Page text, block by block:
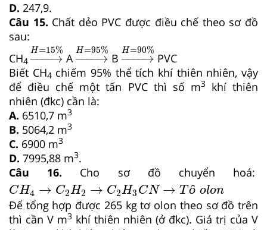
D. 247,9.
Câu 15. Chất dẻo PVC được điều chế theo sơ đồ
sau:
CH4
H=15%
−−−−→
→ H=15 %
A
H=95%
−−−−→
→ H=95 %
B
H=90%
−−−−→
→ H=90
PVC
Biết CH4chiếm 95% thể tích khí thiên nhiên, vậy
để điều chế một tấn PVC thì số m3khí thiên
nhiên (đkc) cần là:
A. 6510,7 m3
B. 5064,2 m3
C. 6900 m3
D. 7995,88 m3.
Câu 16. Cho sơ đồ chuyển hoá:
CH4 → C2H2 → C2H3 CN → Tô olon
CH4 C2 2→C H3C →T olon
Để tổng hợp được 265 kg tơ olon theo sơ đồ trên
thì cần V m3 khí thiên nhiên (ở đkc). Giá trị của V